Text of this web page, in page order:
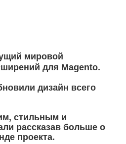
мировой
для Magento.
дизайн всего
стильным и
рассказав больше о
проекта.